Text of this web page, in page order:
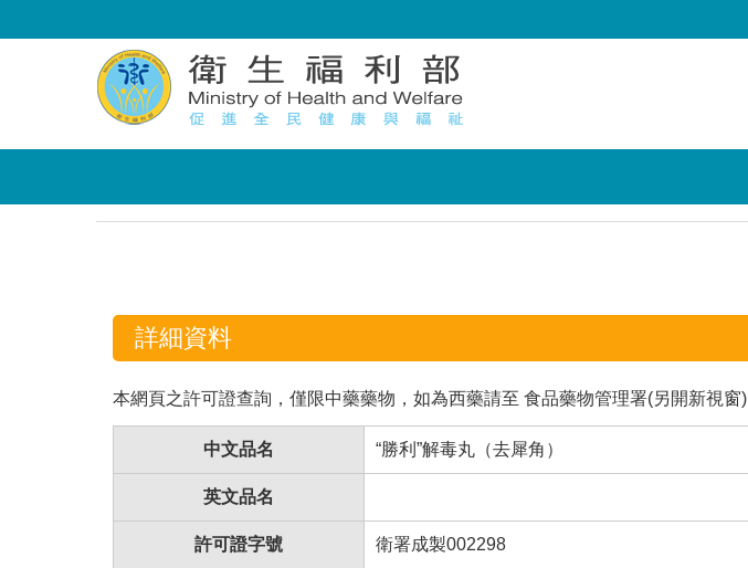
詳細資料
本網頁之許可證查詢，僅限中藥藥物，如為西藥請至 食品藥物管理署(另開新視窗)
中文品名 “勝利”解毒丸（去犀角）
英文品名
許可證字號 衛署成製002298